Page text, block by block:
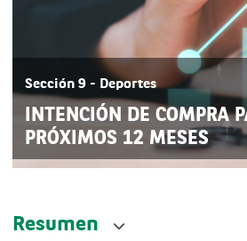
Sección 9 - Deportes
INTENCIÓN DE COMPRA
PRÓXIMOS 12 MESES
Resumen